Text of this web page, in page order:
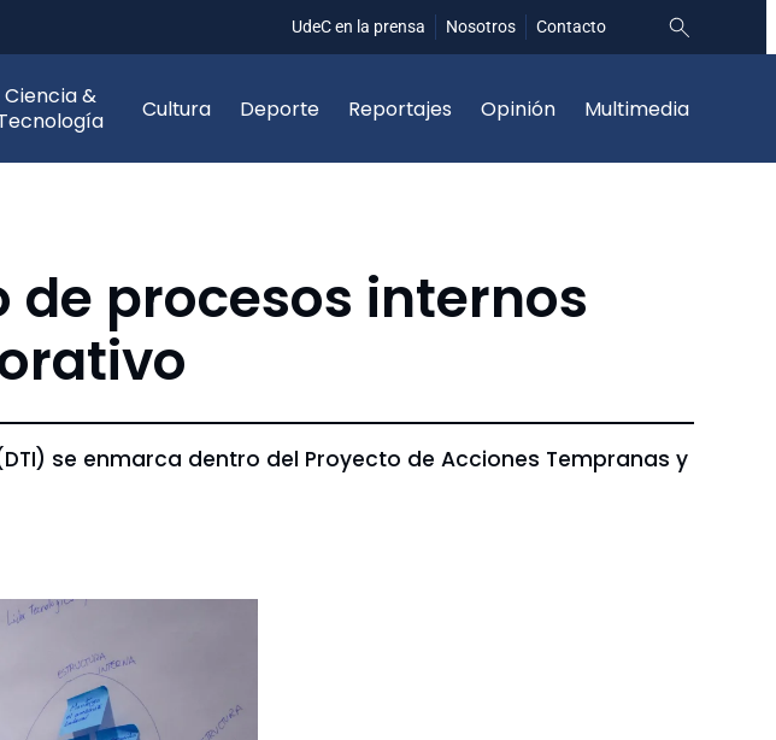
UdeC en la prensa Nosotros Contacto
Ciencia &
Cultura Deporte Reportajes Opinión Multimedia
procesos internos
se enmarca dentro del Proyecto de Acciones Tempranas y